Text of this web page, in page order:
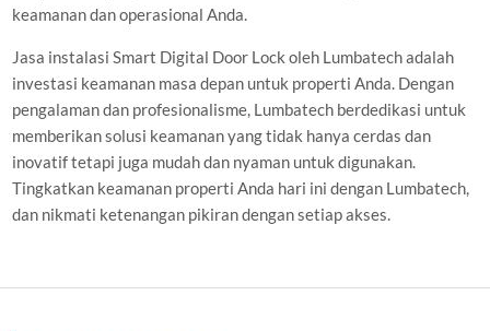
keamanan dan operasional Anda.
Jasa instalasi Smart Digital Door Lock oleh Lumbatech adalah
investasi keamanan masa depan untuk properti Anda. Dengan
pengalaman dan profesionalisme, Lumbatech berdedikasi untuk
memberikan solusi keamanan yang tidak hanya cerdas dan
inovatif tetapi juga mudah dan nyaman untuk digunakan.
Tingkatkan keamanan properti Anda hari ini dengan Lumbatech,
dan nikmati ketenangan pikiran dengan setiap akses.